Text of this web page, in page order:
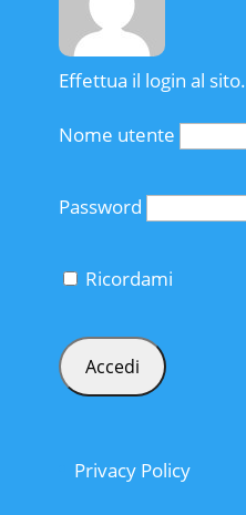
Effettua il login al sito.
Nome utente
Password
Ricordami
Privacy Policy